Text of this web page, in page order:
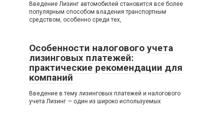
Введение Лизинг автомобилей становится все более
популярным способом владения транспортным
средством, особенно среди тех,
Особенности налогового учета
лизинговых платежей:
практические рекомендации для
компаний
Введение в тему лизинговых платежей и налогового
учета Лизинг — один из широко используемых